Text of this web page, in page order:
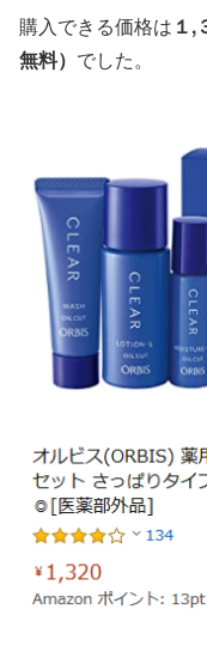
購入できる価格は １,
無料） でした。